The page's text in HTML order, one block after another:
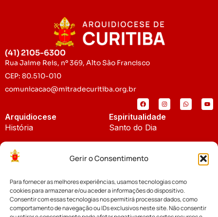
Gerir o Consentimento
Para fornecer as melhores experiências, usamos tecnologias como
cookies para armazenar e/ou aceder a informações do dispositivo.
Consentir com essas tecnologias nos permitirá processar dados, como
comportamento de navegação ou IDs exclusivos neste site. Não consentir
(41) 2105-6300
Rua Jaime Reis, nº 369, Alto São Francisco
CEP: 80.510-010
comunicacao@mitradecuritiba.org.br
Arquidiocese
História
Padroeira
Espiritualidade
Santo do Dia
Notícias
Notícias da Arquidiocese
Cúria Diocesana
Fundo Diocesano